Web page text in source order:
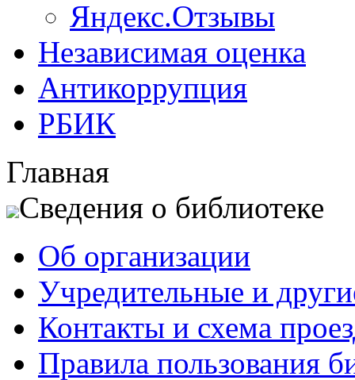
Яндекс.Отзывы
Независимая оценка
Антикоррупция
РБИК
Главная
Сведения о библиотеке
Об организации
Учредительные и
Контакты и схема
Правила пользования